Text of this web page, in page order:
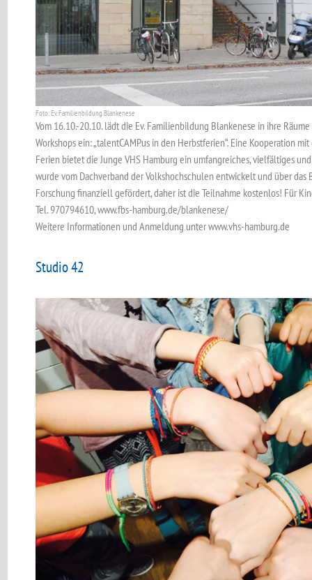
Foto: Ev. Familienbildung Blankenese
Vom 16.10.-20.10. lädt die Ev. Familienbildung Blankenese in ihre
Workshops ein: „talentCAMPus in den Herbstferien“. Eine Kooperation
Ferien bietet die Junge VHS Hamburg ein umfangreiches, vielfältiges
wurde vom Dachverband der Volkshochschulen entwickelt und über
Forschung finanziell gefördert, daher ist die Teilnahme kostenlos! Für
Tel. 970794610, www.fbs-hamburg.de/blankenese/
Weitere Informationen und Anmeldung unter www.vhs-hamburg.de
Studio 42